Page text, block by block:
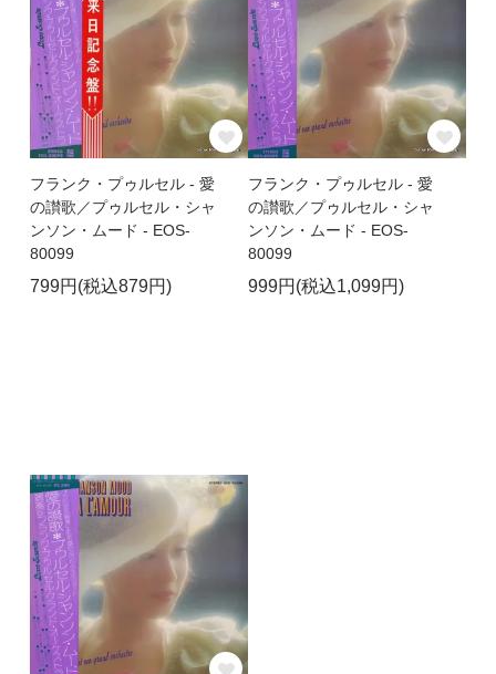
フランク・プゥルセル - 愛
の讃歌／プゥルセル・シャ
ンソン・ムード - EOS-
80099
799円(税込879円)
フランク・プゥルセル - 愛
の讃歌／プゥルセル・シャ
ンソン・ムード - EOS-
80099
999円(税込1,099円)